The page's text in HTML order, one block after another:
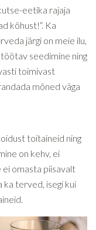
eetika rajaja
kõhust!“. Ka
järgi on meie ilu,
seedimine ning
toimivast
mõned väga
toitaineid ning
on kehv, ei
ei omasta piisavalt
ka terved, isegi kui